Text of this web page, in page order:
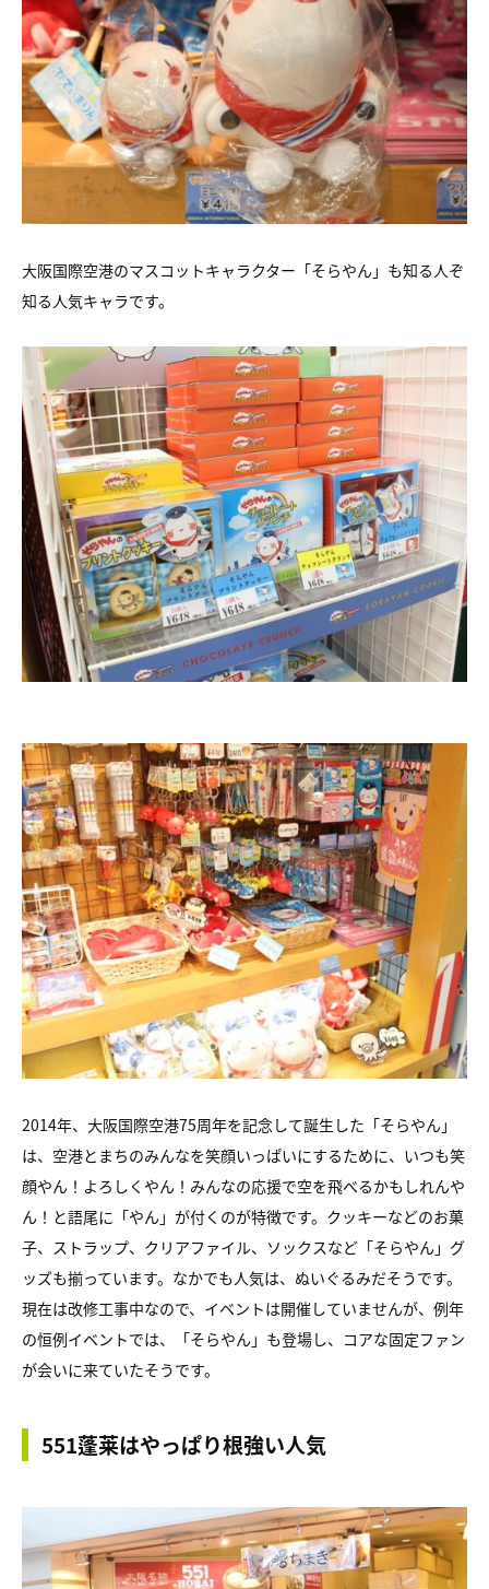
大阪国際空港のマスコットキャラクター「そらやん」も知る人ぞ
知る人気キャラです。
2014年、大阪国際空港75周年を記念して誕生した「そらやん」
は、空港とまちのみんなを笑顔いっぱいにするために、いつも笑
顔やん！よろしくやん！みんなの応援で空を飛べるかもしれんや
ん！と語尾に「やん」が付くのが特徴です。クッキーなどのお菓
子、ストラップ、クリアファイル、ソックスなど「そらやん」グ
ッズも揃っています。なかでも人気は、ぬいぐるみだそうです。
現在は改修工事中なので、イベントは開催していませんが、例年
の恒例イベントでは、「そらやん」も登場し、コアな固定ファン
が会いに来ていたそうです。
551蓬莱はやっぱり根強い人気